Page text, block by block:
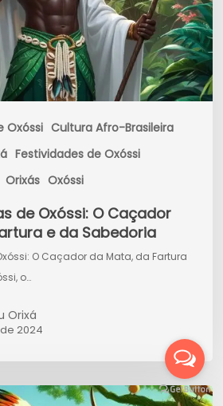
Oxóssi Cultura Afro-Brasileira
Festividades de Oxóssi
Orixás Oxóssi
de Oxóssi: O Caçador
e da Sabedoria
O Caçador da Mata, da Fartura
o…
Orixá
2024